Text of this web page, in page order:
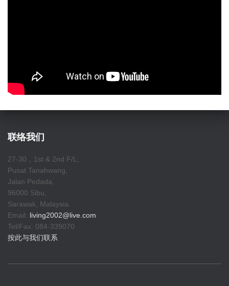
联络我们
27-30，1st & 2nd F/L,
Pusat Tanahwang,
Jalan Pedada,
96000 Sibu,
Sarawak, Malaysia.
Email: living2002@live.com
Tel/Fax: 084-339070
按此与我们联系